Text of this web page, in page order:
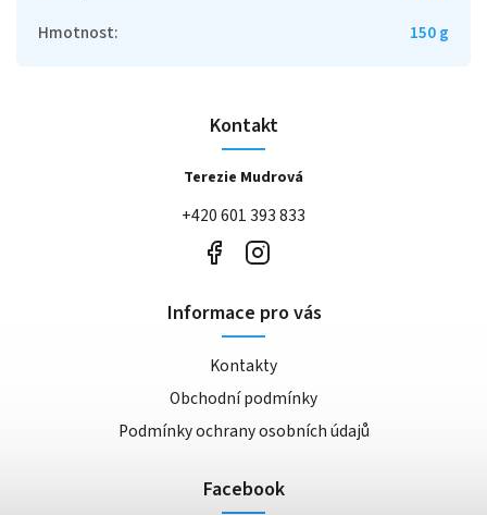
Hmotnost: 150 g
Kontakt
Terezie Mudrová
+420 601 393 833
Informace pro vás
Kontakty
Obchodní podmínky
Podmínky ochrany osobních údajů
Facebook